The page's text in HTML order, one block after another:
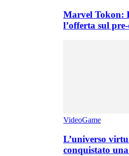
Marvel Tokon:
l’offerta sul
VideoGame
L’universo
conquistato